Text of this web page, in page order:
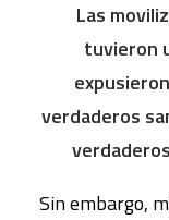
Las
tuvieron
verdaderos
Sin embargo,